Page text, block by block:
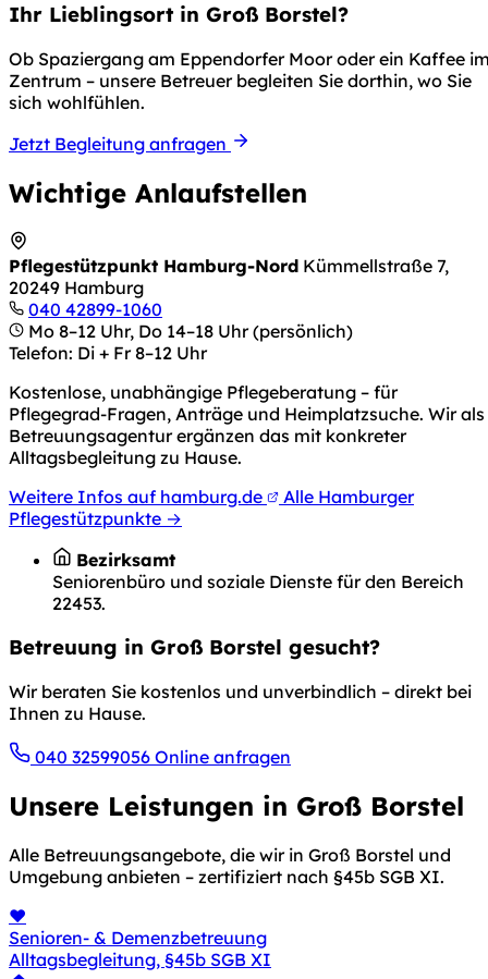
Ihr Lieblingsort in Groß Borstel?
Ob Spaziergang am Eppendorfer Moor oder ein Kaffee
Zentrum – unsere Betreuer begleiten Sie dorthin, wo Sie
sich wohlfühlen.
Jetzt Begleitung anfragen
Wichtige Anlaufstellen
Pflegestützpunkt Hamburg-Nord Kümmellstraße 7,
20249 Hamburg
040 42899-1060
Mo 8–12 Uhr, Do 14–18 Uhr (persönlich)
Telefon: Di + Fr 8–12 Uhr
Kostenlose, unabhängige Pflegeberatung – für
Pflegegrad-Fragen, Anträge und Heimplatzsuche. Wir als
Betreuungsagentur ergänzen das mit konkreter
Alltagsbegleitung zu Hause.
Weitere Infos auf hamburg.de
Alle Hamburger
Pflegestützpunkte →
Bezirksamt
Seniorenbüro und soziale Dienste für den Bereich
22453.
Betreuung in Groß Borstel gesucht?
Wir beraten Sie kostenlos und unverbindlich – direkt bei
Ihnen zu Hause.
040 32599056 Online anfragen
Unsere Leistungen in Groß Borstel
Alle Betreuungsangebote, die wir in Groß Borstel und
Umgebung anbieten – zertifiziert nach §45b SGB XI.
❤️
Senioren- & Demenzbetreuung
Alltagsbegleitung, §45b SGB XI